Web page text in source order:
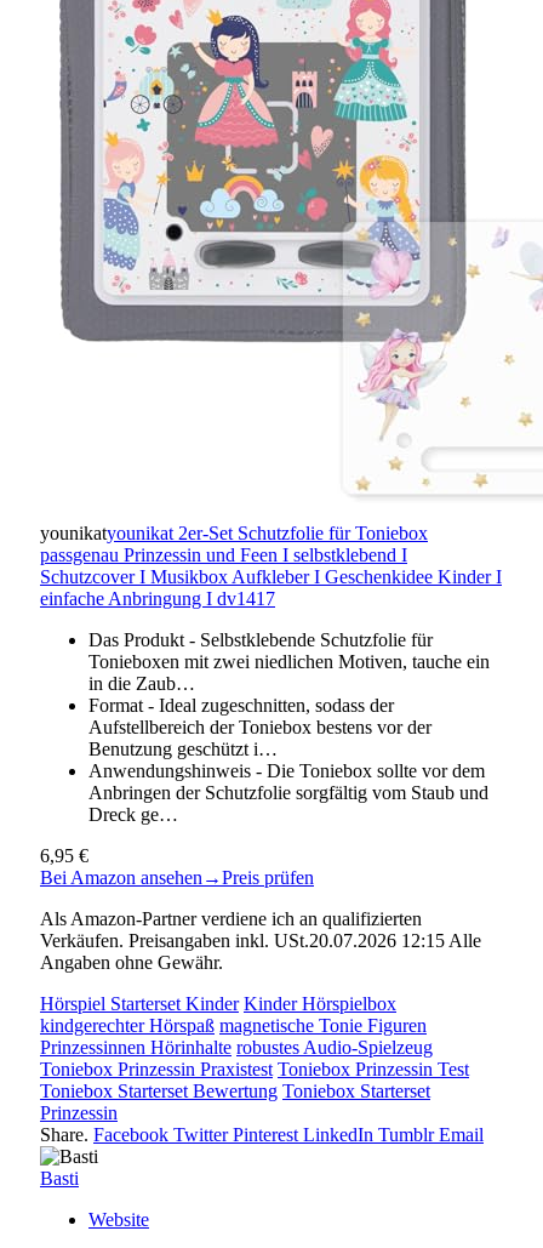
younikatyounikat 2er-Set Schutzfolie für Toniebox
passgenau Prinzessin und Feen I selbstklebend I
Schutzcover I Musikbox Aufkleber I Geschenkidee Kinder I
einfache Anbringung I dv1417
Das Produkt - Selbstklebende Schutzfolie für
Tonieboxen mit zwei niedlichen Motiven, tauche ein
in die Zaub…
Format - Ideal zugeschnitten, sodass der
Aufstellbereich der Toniebox bestens vor der
Benutzung geschützt i…
Anwendungshinweis - Die Toniebox sollte vor dem
Anbringen der Schutzfolie sorgfältig vom Staub und
Dreck ge…
6,95 €
Bei Amazon ansehen →Preis prüfen
Als Amazon-Partner verdiene ich an qualifizierten
Verkäufen. Preisangaben inkl. USt.20.07.2026 12:15 Alle
Angaben ohne Gewähr.
Hörspiel Starterset Kinder Kinder Hörspielbox
kindgerechter Hörspaß magnetische Tonie Figuren
Prinzessinnen Hörinhalte robustes Audio-Spielzeug
Toniebox Prinzessin Praxistest Toniebox Prinzessin Test
Toniebox Starterset Bewertung Toniebox Starterset
Prinzessin
Share. Facebook Twitter Pinterest LinkedIn Tumblr Email
Basti
Website